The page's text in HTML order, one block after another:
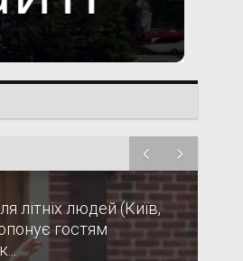
літніх людей (Київ,
гостям